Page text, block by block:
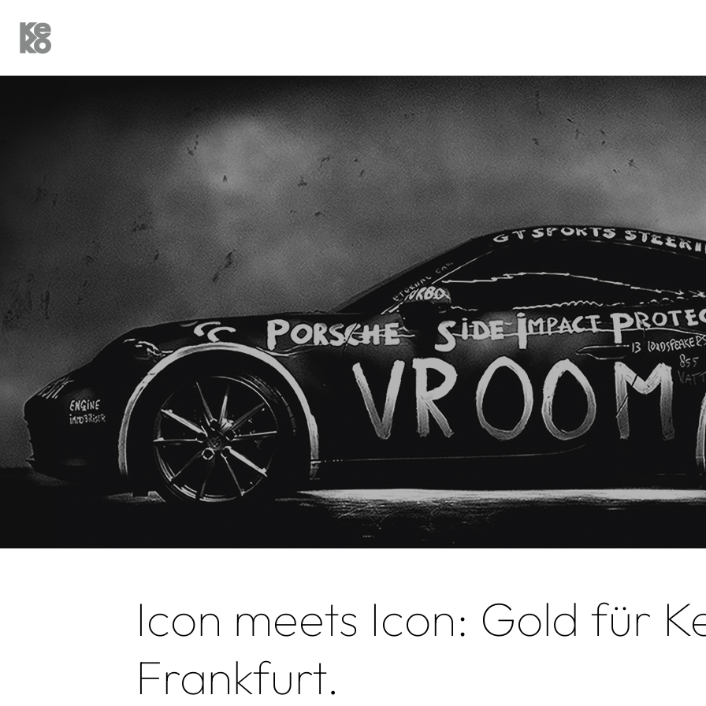
Hit enter to search or ESC to close
Icon meets Icon: Gold für
Frankfurt.